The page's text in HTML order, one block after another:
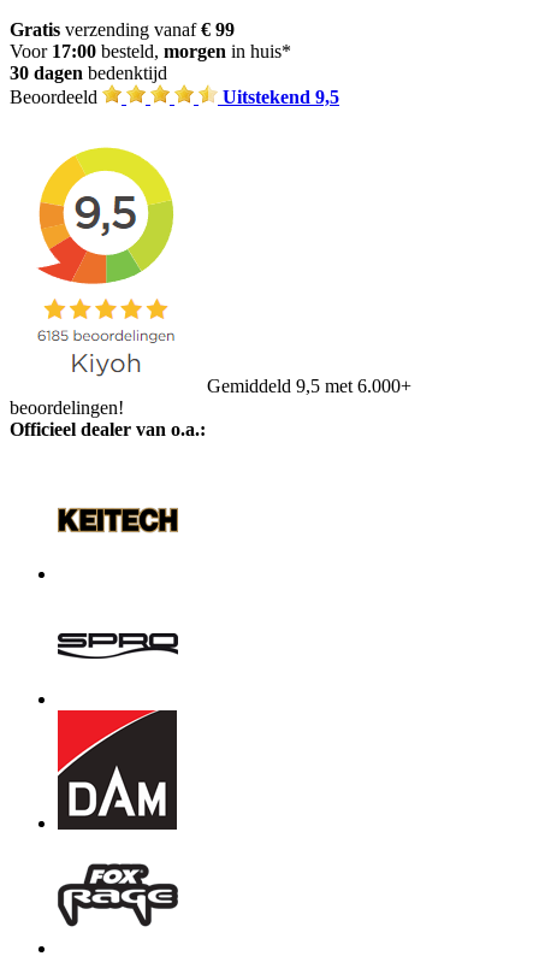
Gratis verzending vanaf€ 99
Voor 17:00 besteld, morgen in huis*
30 dagen bedenktijd
Beoordeeld
Uitstekend 9,5
Gemiddeld 9,5 met 6.000+
beoordelingen!
Officieel dealer van o.a.: